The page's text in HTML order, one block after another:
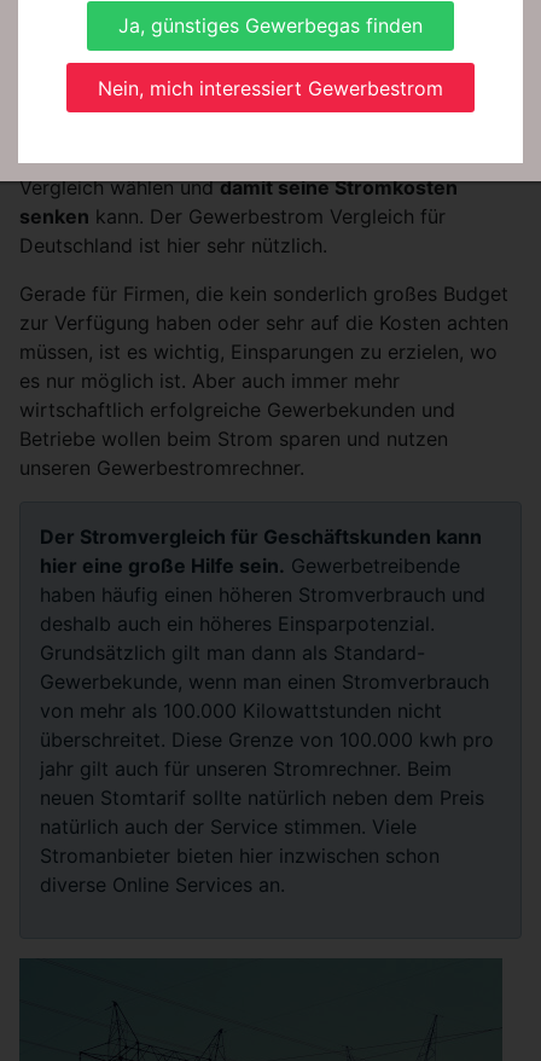
Beim Gewerbestrom handelt es sich um Energie,
welche von kleinen und mittelständischen
Unternehmen genutzt wird.Genau wie auch bei
Privatstrom gibt es hier viele verschiedene
Tarifen, aus denen man hier im Gewerbestrom-
Vergleich wählen unddamit seine Stromkosten
senken kann. Der Gewerbestrom Vergleich für
Deutschland ist hier sehr nützlich.
Gerade für Firmen, die kein sonderlich großes Budget
zur Verfügung haben oder sehr auf die Kosten achten
müssen, ist es wichtig, Einsparungen zu erzielen, wo
es nur möglich ist. Aber auch immer mehr
wirtschaftlich erfolgreiche Gewerbekunden und
Betriebe wollen beim Strom sparen und nutzen
unseren Gewerbestromrechner.
Der Stromvergleich für Geschäftskunden kann
hier eine große Hilfe sein. Gewerbetreibende
haben häufig einen höheren Stromverbrauch und
deshalb auch ein höheres Einsparpotenzial.
Grundsätzlich gilt man dann als Standard-
Gewerbekunde, wenn man einen Stromverbrauch
von mehr als 100.000 Kilowattstunden nicht
überschreitet. Diese Grenze von 100.000 kwh pro
jahr gilt auch für unseren Stromrechner. Beim
neuen Stomtarif sollte natürlich neben dem Preis
natürlich auch der Service stimmen. Viele
Stromanbieter bieten hier inzwischen schon
diverse Online Services an.
Ja, günstiges Gewerbegas finden
Nein, mich interessiert Gewerbestrom